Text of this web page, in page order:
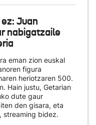
Juan
nabigatzaile
eman zion euskal
figura
heriotzaren 500.
Hain justu, Getarian
dute gaur
den gisara, eta
, streaming bidez.